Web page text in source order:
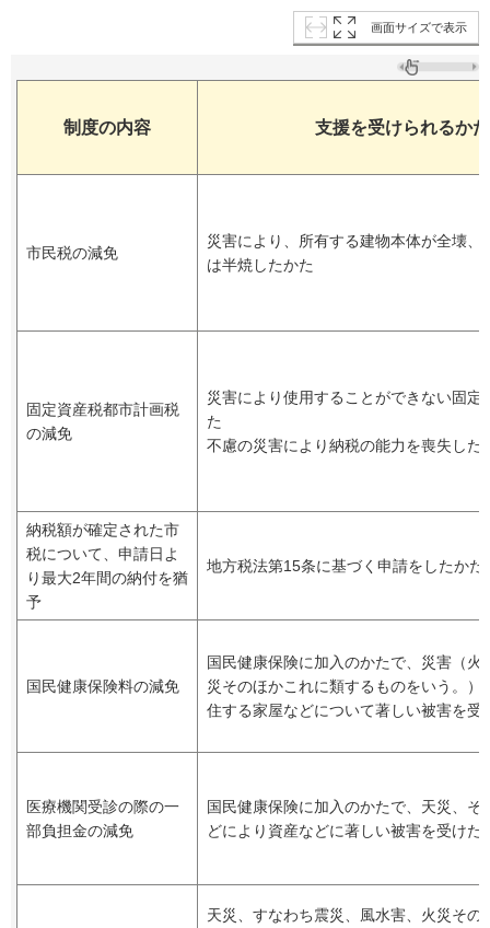
画面サイズで表示
制度の内容 支援を受けられるかた
市民税の減免
災害により、所有する建物本体が全壊、
は半焼したかた
固定資産税都市計画税
の減免
災害により使用することができない固定
た
不慮の災害により納税の能力を喪失した
納税額が確定された市
税について、申請日よ
り最大2年間の納付を猶
予
地方税法第15条に基づく申請をしたかた
国民健康保険料の減免
国民健康保険に加入のかたで、災害（火
災そのほかこれに類するものをいう。）
住する家屋などについて著しい被害を受
医療機関受診の際の一
部負担金の減免
国民健康保険に加入のかたで、天災、そ
どにより資産などに著しい被害を受けた
天災、すなわち震災、風水害、火災その